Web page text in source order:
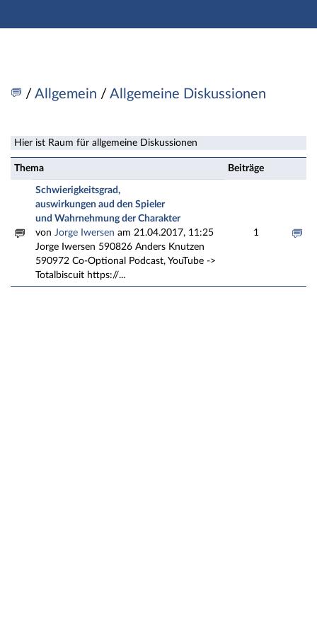
Hauptnavigation
Fußzeile
Einrichtung: Medieninformatik - Forum
/ Allgemein / Allgemeine Diskussionen
Hier ist Raum für allgemeine Diskussionen
Thema Beiträge
Schwierigkeitsgrad,
auswirkungen aud den Spieler
und Wahrnehmung der Charakter
von Jorge Iwersen am 21.04.2017, 11:25
Jorge Iwersen 590826 Anders Knutzen
590972 Co-Optional Podcast, YouTube ->
Totalbiscuit https://...
1